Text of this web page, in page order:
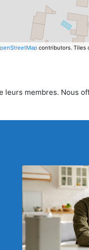
contributors. Tiles
leurs membres. Nous